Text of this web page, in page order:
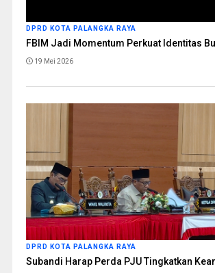
DPRD KOTA PALANGKA RAYA
FBIM Jadi Momentum Perkuat Identitas
19 Mei 2026
DPRD KOTA PALANGKA RAYA
Subandi Harap Perda PJU Tingkatkan